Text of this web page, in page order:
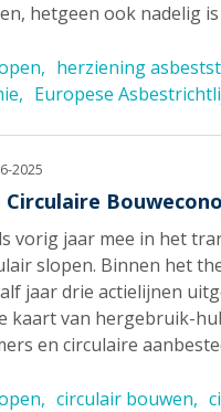
hetgeen ook nadelig
herziening
Europese
2025
vorig jaar mee in het
slopen. Binnen het
jaar drie actielijnen
kaart van hergebruik-
en circulaire
circulair bouwen